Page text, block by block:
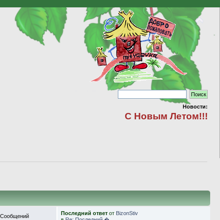
Новости:
С Новым Летом!!!
Последний ответ от BizonStiv